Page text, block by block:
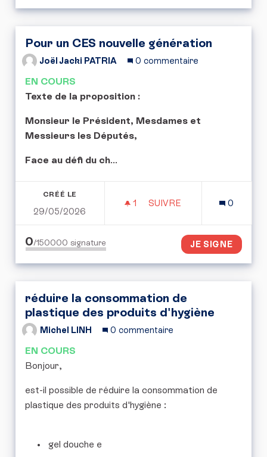
Pour un CES nouvelle génération
Joël Jacki PATRIA 0 commentaire
EN COURS
Texte de la proposition :
Monsieur le Président, Mesdames et
Messieurs les Députés,
Face au défi du ch...
CRÉÉ LE
29/05/2026
1 1 ABONNÉ
SUIVRE
0
0/150000 signature JE SIGNE
réduire la consommation de
plastique des produits d'hygiène
Michel LINH 0 commentaire
EN COURS
Bonjour,
est-il possible de réduire la consommation de
plastique des produits d'hygiène :
gel douche e